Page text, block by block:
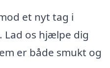
et nyt tag i
Lad os hjælpe dig
er både smukt og